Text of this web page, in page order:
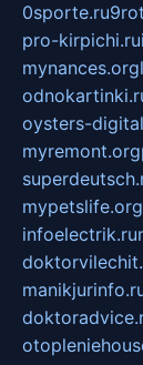
0sporte.ru
pro-kirpichi.ru
mynances.org
oysters-
myremont.org
mypetslife.org
infoelectrik.ru